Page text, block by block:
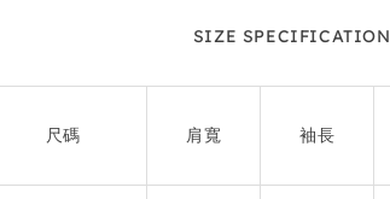
SIZE SPECIFICATION
尺碼 肩寬 袖長